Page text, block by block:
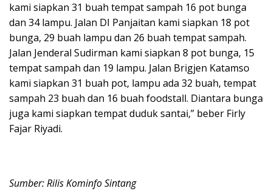
kami siapkan 31 buah tempat sampah 16 pot bunga
dan 34 lampu. Jalan DI Panjaitan kami siapkan 18 pot
bunga, 29 buah lampu dan 26 buah tempat sampah.
Jalan Jenderal Sudirman kami siapkan 8 pot bunga, 15
tempat sampah dan 19 lampu. Jalan Brigjen Katamso
kami siapkan 31 buah pot, lampu ada 32 buah, tempat
sampah 23 buah dan 16 buah foodstall. Diantara bunga
juga kami siapkan tempat duduk santai,” beber Firly
Fajar Riyadi.
Sumber: Rilis Kominfo Sintang